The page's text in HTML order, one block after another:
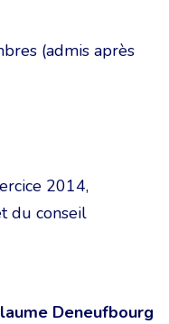
(admis après
2014,
du conseil
Deneufbourg